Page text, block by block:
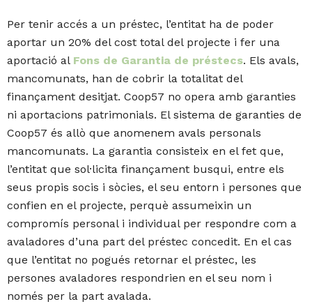
Per tenir accés a un préstec, l’entitat ha de poder
aportar un 20% del cost total del projecte i fer una
aportació al Fons de Garantia de préstecs. Els avals,
mancomunats, han de cobrir la totalitat del
finançament desitjat. Coop57 no opera amb garanties
ni aportacions patrimonials. El sistema de garanties de
Coop57 és allò que anomenem avals personals
mancomunats. La garantia consisteix en el fet que,
l’entitat que sol·licita finançament busqui, entre els
seus propis socis i sòcies, el seu entorn i persones que
confien en el projecte, perquè assumeixin un
compromís personal i individual per respondre com a
avaladores d’una part del préstec concedit. En el cas
que l’entitat no pogués retornar el préstec, les
persones avaladores respondrien en el seu nom i
només per la part avalada.